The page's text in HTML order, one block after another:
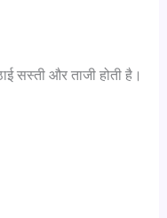
सस्ती और ताजी होती है।